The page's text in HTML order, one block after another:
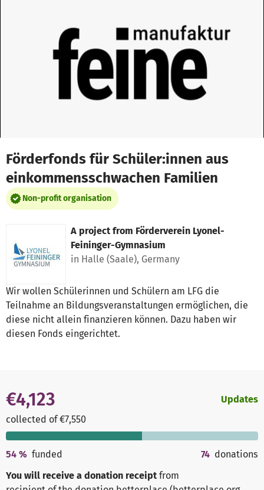
Förderfonds für Schüler:innen aus
einkommensschwachen Familien
Non-profit organisation
A project from Förderverein Lyonel-
Feininger-Gymnasium
in Halle (Saale), Germany
Wir wollen Schülerinnen und Schülern am LFG die
Teilnahme an Bildungsveranstaltungen ermöglichen, die
diese nicht allein finanzieren können. Dazu haben wir
diesen Fonds eingerichtet.
€4,123
collected of €7,550
Updates
54 % funded 74 donations
You will receive a donation receipt from